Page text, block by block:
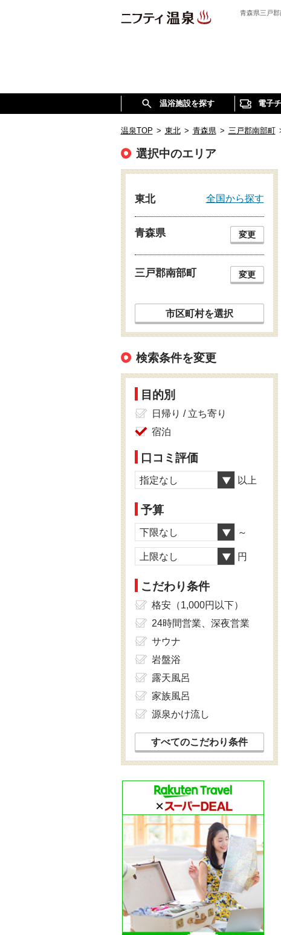
青森県三戸
温浴施設を探す 電子
温泉TOP > 東北 > 青森県 > 三戸郡南部町
選択中のエリア
東北 全国から探す
青森県 変更
三戸郡南部町 変更
市区町村を選択
検索条件を変更
目的別
日帰り / 立ち寄り
宿泊
口コミ評価
指定なし 以上
予算
下限なし ～
上限なし 円
こだわり条件
格安（1,000円以下）
24時間営業、深夜営業
サウナ
岩盤浴
露天風呂
家族風呂
源泉かけ流し
すべてのこだわり条件